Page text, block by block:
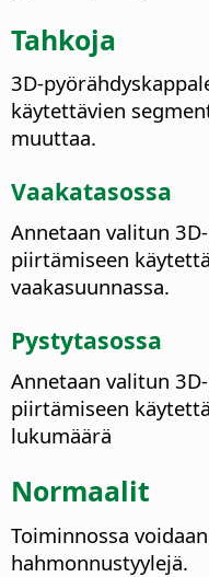
Tahkoja
3D-
käytettävien
muuttaa.
Vaakatasossa
Annetaan valitun
piirtämiseen
vaakasuunnassa.
Pystytasossa
Annetaan valitun
piirtämiseen
lukumäärä
Normaalit
Toiminnossa
hahmonnustyylejä.